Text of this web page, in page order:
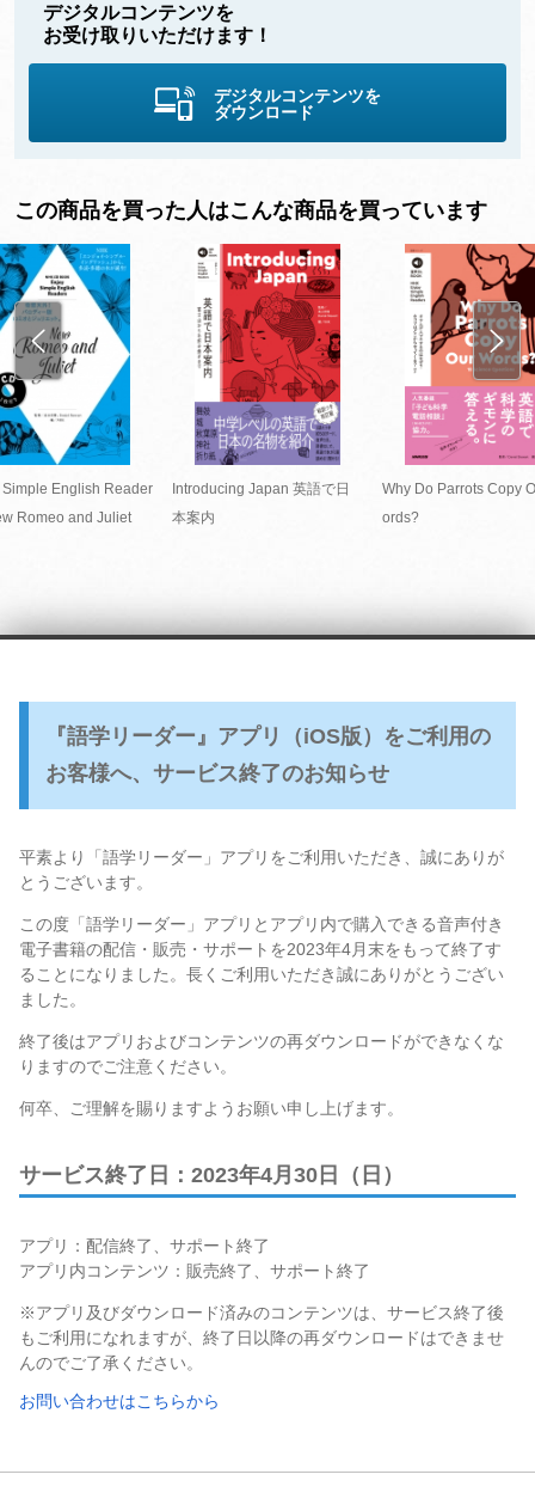
デジタルコンテンツを
お受け取りいただけます！
デジタルコンテンツを
ダウンロード
この商品を買った人はこんな商品を買っています
English Reader
Romeo and Juliet
Introducing Japan 英語で日
本案内
Why Do Parrots Copy
ords?
『語学リーダー』アプリ（iOS版）をご利用の
お客様へ、サービス終了のお知らせ
平素より「語学リーダー」アプリをご利用いただき、誠にありが
とうございます。
この度「語学リーダー」アプリとアプリ内で購入できる音声付き
電子書籍の配信・販売・サポートを2023年4月末をもって終了す
ることになりました。長くご利用いただき誠にありがとうござい
ました。
終了後はアプリおよびコンテンツの再ダウンロードができなくな
りますのでご注意ください。
何卒、ご理解を賜りますようお願い申し上げます。
サービス終了日：2023年4月30日（日）
アプリ：配信終了、サポート終了
アプリ内コンテンツ：販売終了、サポート終了
※アプリ及びダウンロード済みのコンテンツは、サービス終了後
もご利用になれますが、終了日以降の再ダウンロードはできませ
んのでご了承ください。
お問い合わせはこちらから